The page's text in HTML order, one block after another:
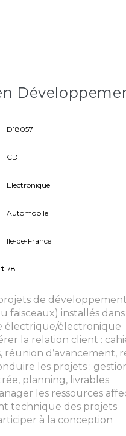
D18057
CDI
Electronique
Automobile
Ile-de-France
78
de
faisceaux) installés
électrique/électronique
la relation client :
réunion d’avancement,
les projets :
planning, livrables
les ressources
technique des projets
à la conception